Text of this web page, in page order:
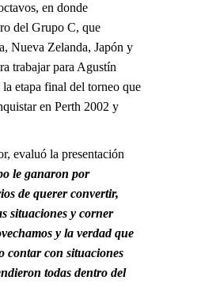
en donde
del Grupo C, que
Nueva Zelanda, Japón y
trabajar para Agustín
etapa final del torneo que
en Perth 2002 y
evaluó la presentación
le ganaron por
de querer convertir,
situaciones y corner
y la verdad que
contar con situaciones
todas dentro del